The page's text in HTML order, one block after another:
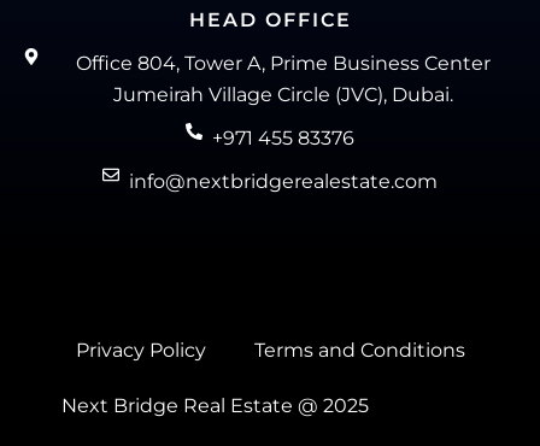
HEAD OFFICE
Office 804, Tower A, Prime Business Center
Jumeirah Village Circle (JVC), Dubai.
+971 455 83376
info@nextbridgerealestate.com
Privacy Policy Terms and Conditions
Next Bridge Real Estate @ 2025